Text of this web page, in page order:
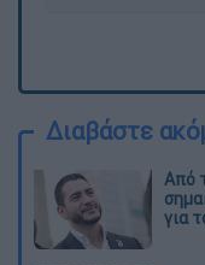
Διαβάστε
Από
για